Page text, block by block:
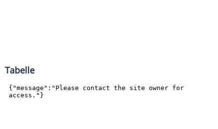
Tabelle